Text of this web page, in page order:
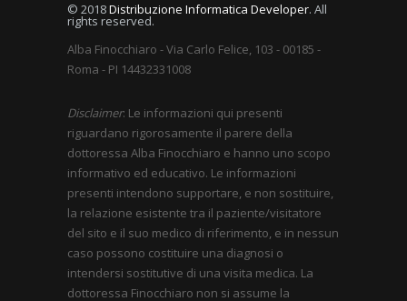
© 2018Distribuzione Informatica Developer. All
rights reserved.
Alba Finocchiaro - Via Carlo Felice, 103 - 00185 -
Roma - PI 14432331008
Disclaimer: Le informazioni qui presenti
riguardano rigorosamente il parere della
dottoressa Alba Finocchiaro e hanno uno scopo
informativo ed educativo. Le informazioni
presenti intendono supportare, e non sostituire,
la relazione esistente tra il paziente/visitatore
del sito e il suo medico di riferimento, e in nessun
caso possono costituire una diagnosi o
intendersi sostitutive di una visita medica. La
dottoressa Finocchiaro non si assume la